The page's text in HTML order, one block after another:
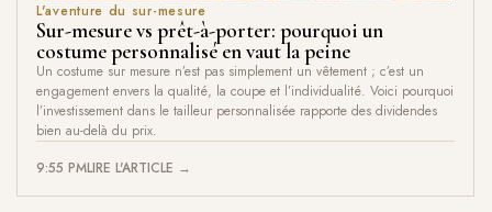
L'aventure du sur-mesure
Sur-mesure vs prêt-à-porter: pourquoi un
costume personnalisé en vaut la peine
Un costume sur mesure n’est pas simplement un vêtement ; c’est un
engagement envers la qualité, la coupe et l’individualité. Voici pourquoi
l’investissement dans le tailleur personnalisée rapporte des dividendes
bien au-delà du prix.
9:55 PMLIRE L'ARTICLE →